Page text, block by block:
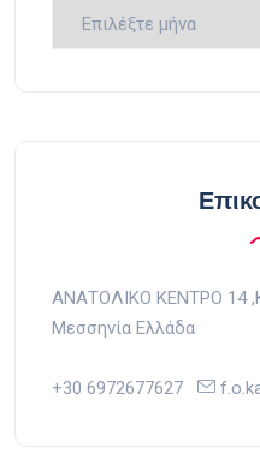
Ιστορικό
ΑΝΑΤΟΛΙΚΟ ΚΕΝΤΡΟ 14
Μεσσηνία Ελλάδα
+30 6972677627